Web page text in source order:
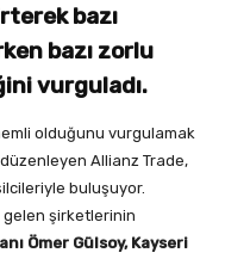
bazı
bazı zorlu
vurguladı.
olduğunu vurgulamak
Allianz Trade,
buluşuyor.
gelen şirketlerinin
Ömer Gülsoy, Kayseri